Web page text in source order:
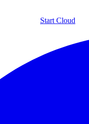
Start Cloud